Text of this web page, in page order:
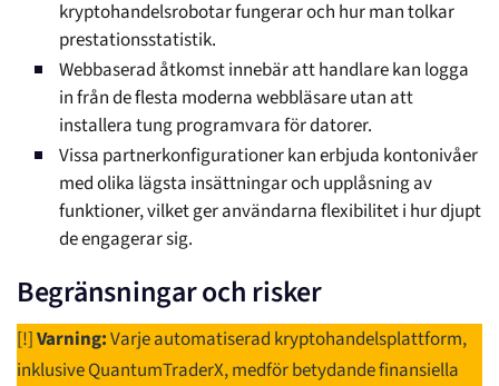
kryptohandelsrobotar fungerar och hur man tolkar
prestationsstatistik.
Webbaserad åtkomst innebär att handlare kan logga
in från de flesta moderna webbläsare utan att
installera tung programvara för datorer.
Vissa partnerkonfigurationer kan erbjuda kontonivåer
med olika lägsta insättningar och upplåsning av
funktioner, vilket ger användarna flexibilitet i hur djupt
de engagerar sig.
Begränsningar och risker
[!]Varning:Varje automatiserad kryptohandelsplattform,
inklusive QuantumTraderX, medför betydande finansiella